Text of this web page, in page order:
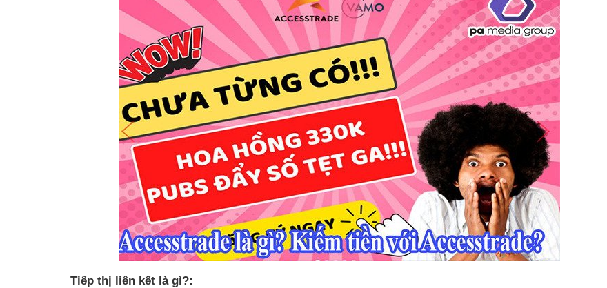
Tiếp thị liên kết là gì?: